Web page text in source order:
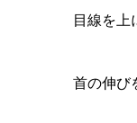
目線を上
首の伸び